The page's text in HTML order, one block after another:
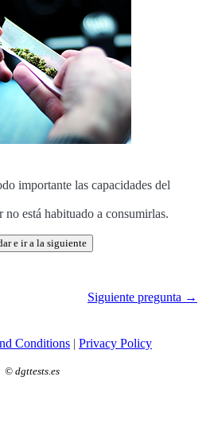
importante las capacidades del
está habituado a consumirlas.
e ir a la siguiente
Siguiente pregunta →
Conditions | Privacy Policy
© dgttests.es